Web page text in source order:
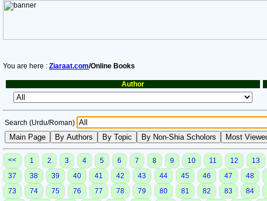
You are here : Ziaraat.com/Online Books
Author
Search (Urdu/Roman)
<< 1 2 3 4 5 6 7 8 9 10 11 12 13
37
38 39 40 41 42 43 44 45 46 47 48
73
74 75 76 77 78 79 80 81 82 83 84